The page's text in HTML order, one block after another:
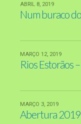
ABRIL 8, 2019
Num buraco
MARÇO 12, 2019
Rios Estorãos
MARÇO 3, 2019
Abertura